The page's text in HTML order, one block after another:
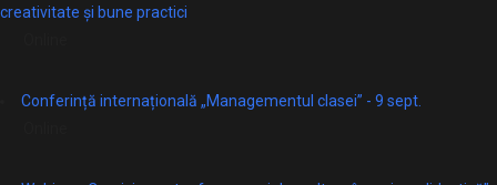
creativitate și bune practici
Conferință internațională „Managementul clasei” - 9 sept.